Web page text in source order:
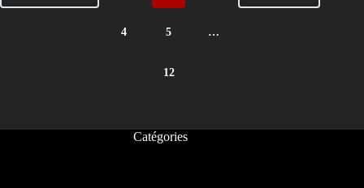
4 5 …
12
Catégories